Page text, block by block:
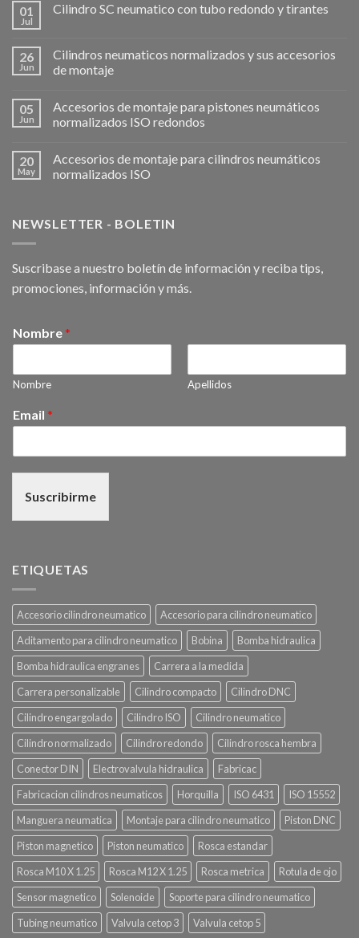
01
Jul
Cilindro SC neumatico con tubo redondo y tirantes
26
Jun
Cilindros neumaticos normalizados y sus accesorios
de montaje
05
Jun
Accesorios de montaje para pistones neumáticos
normalizados ISO redondos
20
May
Accesorios de montaje para cilindros neumáticos
normalizados ISO
NEWSLETTER - BOLETIN
Suscribase a nuestro boletín de información y reciba tips,
promociones, información y más.
Nombre *
Nombre Apellidos
Email *
Suscribirme
ETIQUETAS
Accesorio cilindro neumatico
Accesorio para cilindro neumatico
Aditamento para cilindro neumatico
Bobina
Bomba hidraulica
Bomba hidraulica engranes
Carrera a la medida
Carrera personalizable
Cilindro compacto
Cilindro DNC
Cilindro engargolado
Cilindro ISO
Cilindro neumatico
Cilindro normalizado
Cilindro redondo
Cilindro rosca hembra
Conector DIN
Electrovalvula hidraulica
Fabricac
Fabricacion cilindros neumaticos
Horquilla ISO 6431
ISO 15552
Manguera neumatica
Montaje para cilindro neumatico
Piston DNC
Piston magnetico
Piston neumatico
Rosca estandar
Rosca M10 X 1.25
Rosca M12 X 1.25 Rosca metrica
Rotula de ojo
Sensor magnetico
Solenoide
Soporte para cilindro neumatico
Tubing neumatico
Valvula cetop 3 Valvula cetop 5